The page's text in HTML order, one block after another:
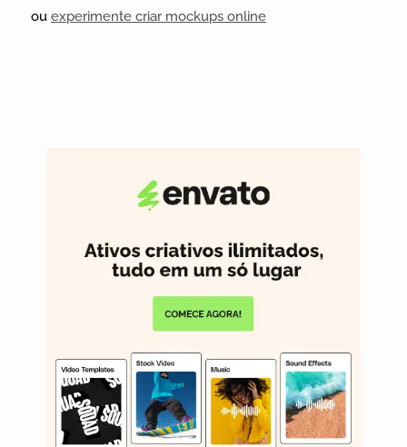
ou experimente criar mockups online